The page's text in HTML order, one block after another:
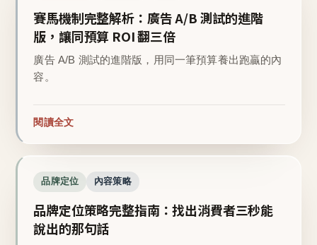
賽馬機制完整解析：廣告 A/B 測試的進階
版，讓同預算 ROI 翻三倍
廣告 A/B 測試的進階版，用同一筆預算養出跑贏的內
容。
閱讀全文
品牌定位 內容策略
品牌定位策略完整指南：找出消費者三秒能
說出的那句話